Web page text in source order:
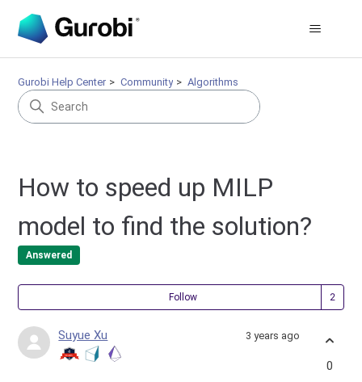
Gurobi Help Center Community Algorithms
How to speed up MILP
model to find the solution?
Answered
Follow
Suyue Xu 3 years ago
0